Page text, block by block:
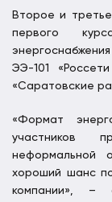
Второе и
первого
ЭЭ-101
«Саратовские
«Формат
участников
неформальной
хороший шанс
компании», –